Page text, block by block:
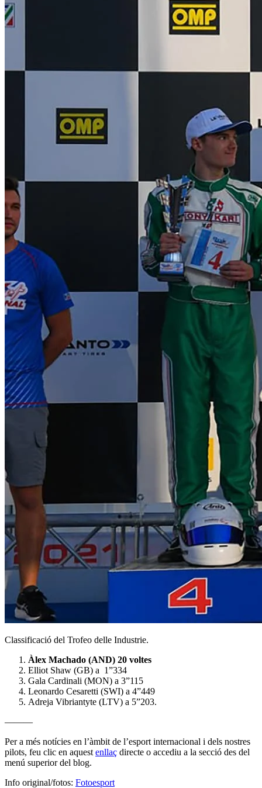
Classificació del Trofeo delle Industrie.
Àlex Machado (AND) 20 voltes
Elliot Shaw (GB) a 1”334
Gala Cardinali (MON) a 3”115
Leonardo Cesaretti (SWI) a 4”449
Adreja Vibriantyte (LTV) a 5”203.
———
Per a més notícies en l’àmbit de l’esport internacional i dels nostres
pilots, feu clic en aquest enllaç directe o accediu a la secció des del
menú superior del blog.
Info original/fotos: Fotoesport